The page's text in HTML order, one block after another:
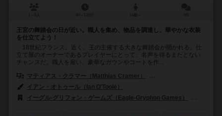
王宮の舞踏会の日が近い。職人を集め、物品を調達し、華やかな衣装
を仕立てよう！
18世紀フランス。近く、王の主催する大きな舞踏会が開かれる。仕
立て屋のオーナーであるプレイヤーにとって、名声を得るまたとない
チャンスだ。職人を雇い、豪華なガウンやコートを作...
マティアス・クラマー（Matthias Cramer）
イアン・オトゥール（Ian O'Toole）
イーグル-グリフォン・ゲームズ（Eagle-Gryphon Games）